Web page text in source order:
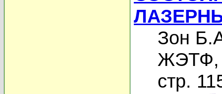
Зон
ЖЭТФ,
стр.